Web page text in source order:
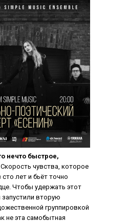
нечто быстрое,
Скорость чувства, которое
сто лет и бьёт точно
Чтобы удержать этот
вторую
группировкой
не эта самобытная